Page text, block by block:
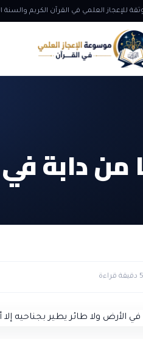
للإعجاز العلمي في القرآن الكريم والسنة
من دابة في
5 دقيقة قراءة